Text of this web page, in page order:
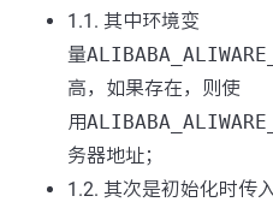
1.1. 其中环境变
量
高，如果存在，则使
用
务器地址；
1.2. 其次是初始化时传